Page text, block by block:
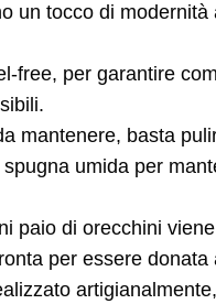
un tocco di modernità
free, per garantire
mantenere, basta
umida per
paio di orecchini
per essere donata